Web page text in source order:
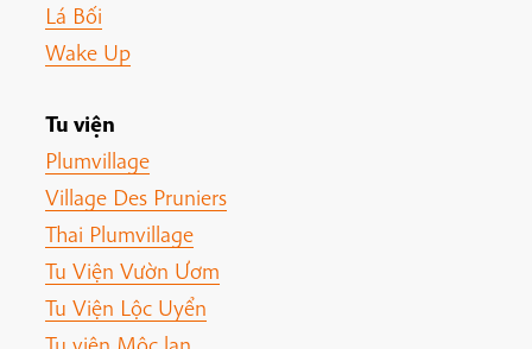
Lá Bối
Wake Up
Tu viện
Plumvillage
Village Des Pruniers
Thai Plumvillage
Tu Viện Vườn Ươm
Tu Viện Lộc Uyển